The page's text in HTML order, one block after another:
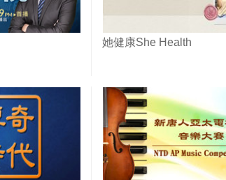
她健康She Health